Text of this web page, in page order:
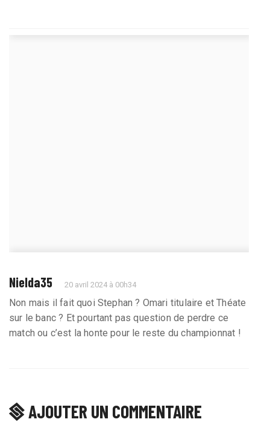
Nielda35 20 avril 2024 à 00h34
Non mais il fait quoi Stephan ? Omari titulaire et Théate
sur le banc ? Et pourtant pas question de perdre ce
match ou c’est la honte pour le reste du championnat !
AJOUTER UN COMMENTAIRE